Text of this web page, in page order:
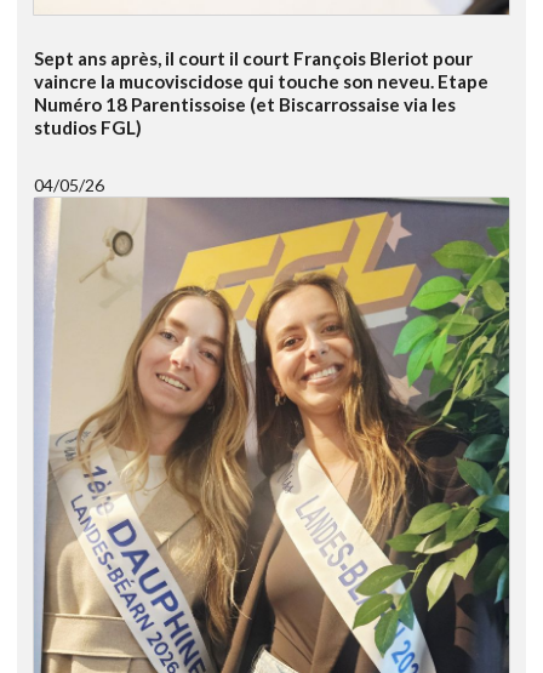
Sept ans après, il court il court François Bleriot pour
vaincre la mucoviscidose qui touche son neveu. Etape
Numéro 18 Parentissoise (et Biscarrossaise via les
studios FGL)
04/05/26